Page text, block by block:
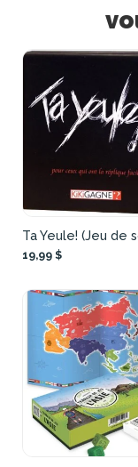
Ta Yeule! (Jeu de
19,99 $